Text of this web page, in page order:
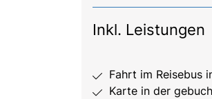
Inkl. Leistungen
Fahrt im Reisebus
Karte in der